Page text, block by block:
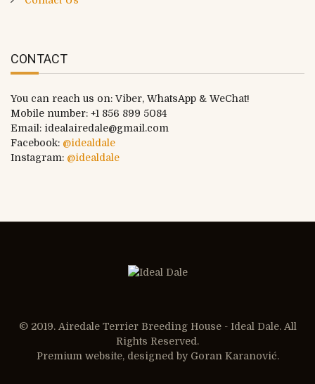
CONTACT
You can reach us on: Viber, WhatsApp & WeChat!
Mobile number: +1 856 899 5084
Email: idealairedale@gmail.com
Facebook: @idealdale
Instagram: @idealdale
© 2019. Airedale Terrier Breeding House - Ideal Dale. All
Rights Reserved.
Premium website, designed by Goran Karanović.